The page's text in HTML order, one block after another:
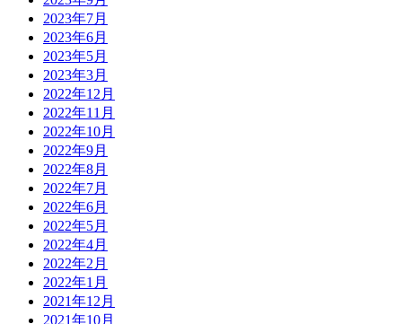
2023年7月
2023年6月
2023年5月
2023年3月
2022年12月
2022年11月
2022年10月
2022年9月
2022年8月
2022年7月
2022年6月
2022年5月
2022年4月
2022年2月
2022年1月
2021年12月
2021年10月